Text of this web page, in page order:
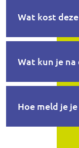
Wat kost
Wat kun je na
Hoe meld je je